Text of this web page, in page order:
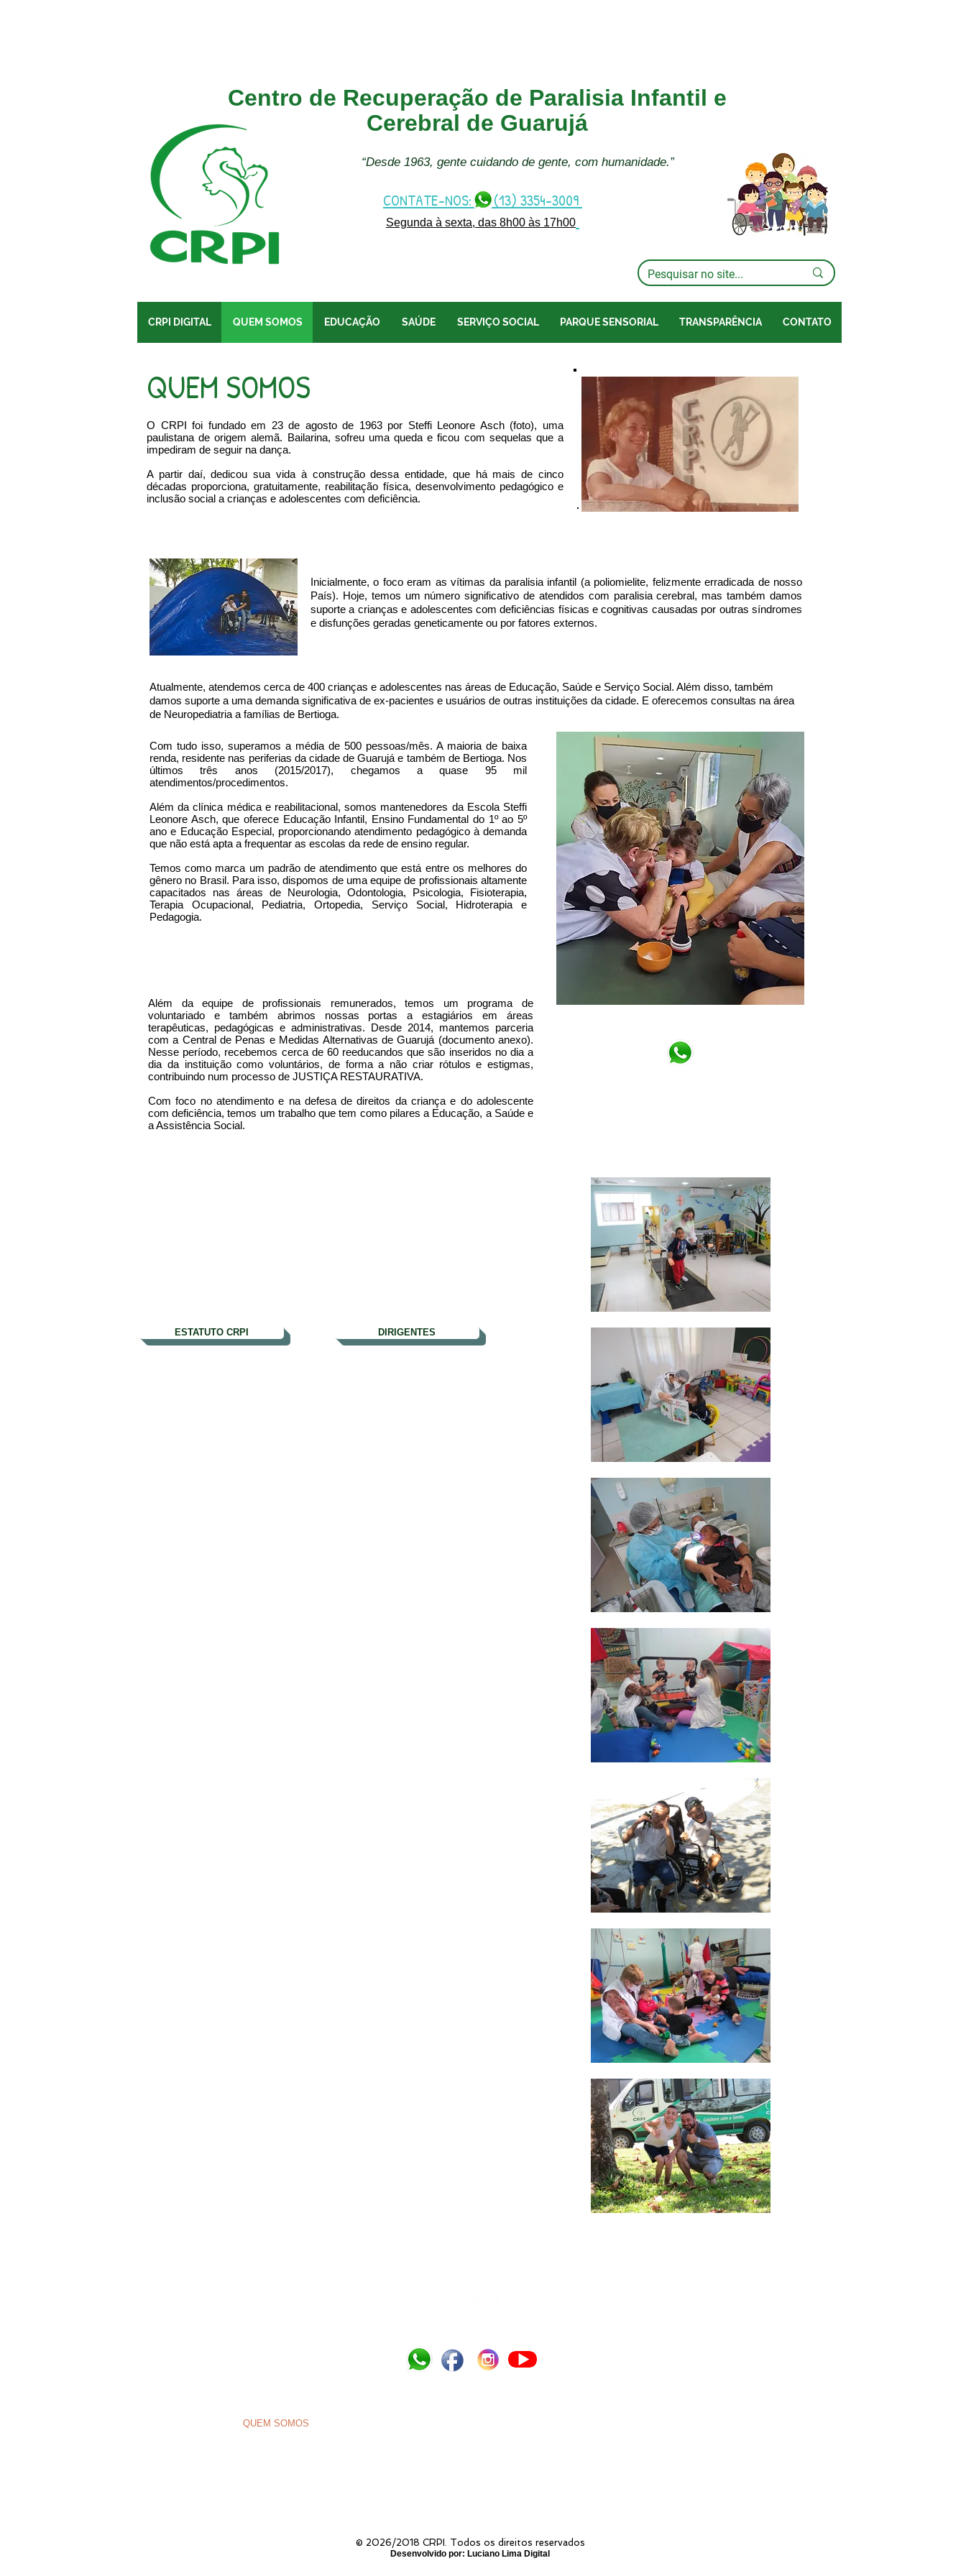
Centro de Recuperação de Paralisia Infantil e
Cerebral de Guarujá
CONTATE-NOS: (13) 3354-3009
Segunda à sexta, das 8h00 às 17h00
“Desde 1963, gente cuidando de gente, com humanidade.”
CRPI DIGITAL QUEM SOMOS EDUCAÇÃO SAÚDE SERVIÇO SOCIAL PARQUE SENSORIAL TRANSPARÊNCIA CONTATO
QUEM SOMOS
O CRPI foi fundado em 23 de agosto de 1963 por Steffi Leonore Asch (foto), uma
paulistana de origem alemã. Bailarina, sofreu uma queda e ficou com sequelas que a
impediram de seguir na dança.
A partir daí, dedicou sua vida à construção dessa entidade, que há mais de cinco
décadas proporciona, gratuitamente, reabilitação física, desenvolvimento pedagógico e
inclusão social a crianças e adolescentes com deficiência.
Inicialmente, o foco eram as vítimas da paralisia infantil (a poliomielite, felizmente erradicada de nosso
País). Hoje, temos um número significativo de atendidos com paralisia cerebral, mas também damos
suporte a crianças e adolescentes com deficiências físicas e cognitivas causadas por outras síndromes
e disfunções geradas geneticamente ou por fatores externos.
Atualmente, atendemos cerca de 400 crianças e adolescentes nas áreas de Educação, Saúde e Serviço Social. Além disso, também
damos suporte a uma demanda significativa de ex-pacientes e usuários de outras instituições da cidade. E oferecemos consultas na área
de Neuropediatria a famílias de Bertioga.
Com tudo isso, superamos a média de 500 pessoas/mês. A maioria de baixa
renda, residente nas periferias da cidade de Guarujá e também de Bertioga. Nos
últimos três anos (2015/2017), chegamos a quase 95 mil
atendimentos/procedimentos.
Além da clínica médica e reabilitacional, somos mantenedores da Escola Steffi
Leonore Asch, que oferece Educação Infantil, Ensino Fundamental do 1º ao 5º
ano e Educação Especial, proporcionando atendimento pedagógico à demanda
que não está apta a frequentar as escolas da rede de ensino regular.
Temos como marca um padrão de atendimento que está entre os melhores do
gênero no Brasil. Para isso, dispomos de uma equipe de profissionais altamente
capacitados nas áreas de Neurologia, Odontologia, Psicologia, Fisioterapia,
Terapia Ocupacional, Pediatria, Ortopedia, Serviço Social, Hidroterapia e
Pedagogia.
Além da equipe de profissionais remunerados, temos um programa de
voluntariado e também abrimos nossas portas a estagiários em áreas
terapêuticas, pedagógicas e administrativas. Desde 2014, mantemos parceria
com a Central de Penas e Medidas Alternativas de Guarujá (documento anexo).
Nesse período, recebemos cerca de 60 reeducandos que são inseridos no dia a
dia da instituição como voluntários, de forma a não criar rótulos e estigmas,
contribuindo num processo de JUSTIÇA RESTAURATIVA.
Com foco no atendimento e na defesa de direitos da criança e do adolescente
com deficiência, temos um trabalho que tem como pilares a Educação, a Saúde e
a Assistência Social.
ESTATUTO CRPI DIRIGENTES
QUEM SOMOS
© 2026/2018 CRPI. Todos os direitos reservados
Desenvolvido por: Luciano Lima Digital